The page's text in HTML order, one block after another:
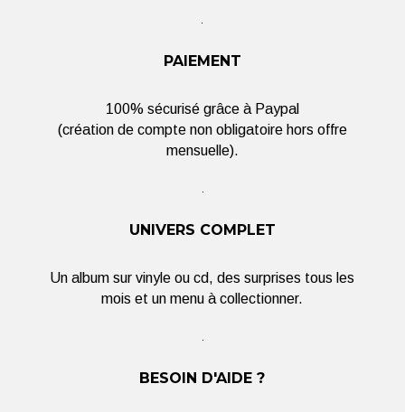
PAIEMENT
100% sécurisé grâce à Paypal
(création de compte non obligatoire hors offre
mensuelle).
UNIVERS COMPLET
Un album sur vinyle ou cd, des surprises tous les
mois et un menu à collectionner.
BESOIN D'AIDE ?